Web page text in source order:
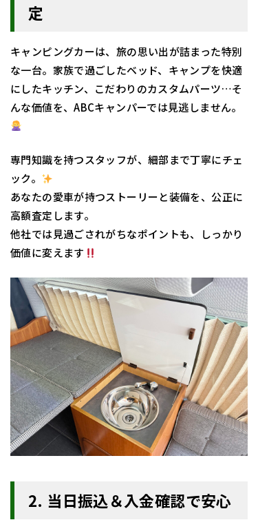
定
キャンピングカーは、旅の思い出が詰まった特別
な一台。家族で過ごしたベッド、キャンプを快適
にしたキッチン、こだわりのカスタムパーツ…そ
んな価値を、ABCキャンパーでは見逃しません。
専門知識を持つスタッフが、細部まで丁寧にチェ
ック。
あなたの愛車が持つストーリーと装備を、公正に
高額査定します。
他社では見過ごされがちなポイントも、しっかり
価値に変えます
2. 当日振込＆入金確認で安心